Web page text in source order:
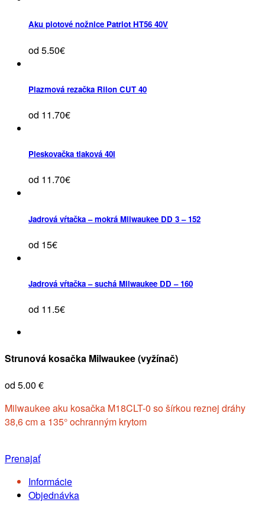
Aku plotové nožnice Patriot HT56 40V
od 5.50€
Plazmová rezačka Rilon CUT 40
od 11.70€
Pieskovačka tlaková 40l
od 11.70€
Jadrová vŕtačka – mokrá Milwaukee DD 3 – 152
od 15€
Jadrová vŕtačka – suchá Milwaukee DD – 160
od 11.5€
Strunová kosačka Milwaukee (vyžínač)
od 5.00 €
Milwaukee aku kosačka M18CLT-0 so šírkou reznej dráhy
38,6 cm a 135° ochranným krytom
Prenajať
Informácie
Objednávka